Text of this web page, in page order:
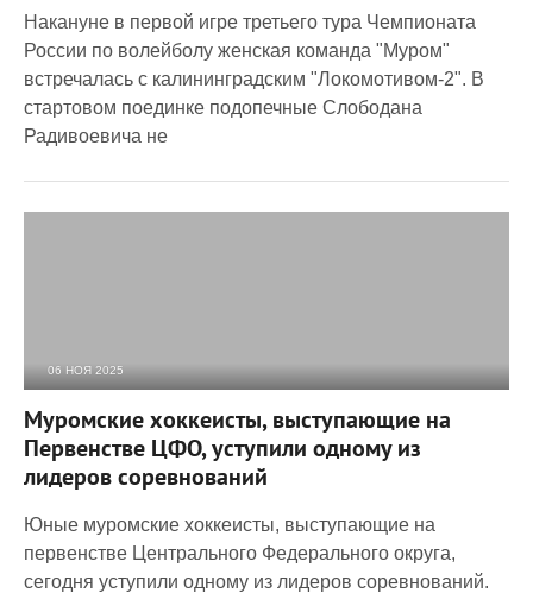
Накануне в первой игре третьего тура Чемпионата
России по волейболу женская команда "Муром"
встречалась с калининградским "Локомотивом-2". В
стартовом поединке подопечные Слободана
Радивоевича не
06 НОЯ 2025
Муромские хоккеисты, выступающие на
Первенстве ЦФО, уступили одному из
лидеров соревнований
Юные муромские хоккеисты, выступающие на
первенстве Центрального Федерального округа,
сегодня уступили одному из лидеров соревнований.